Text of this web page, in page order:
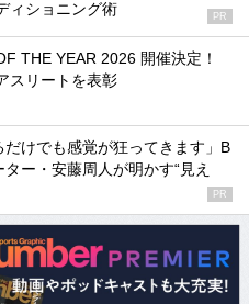
ィショニング術 PR
THE YEAR 2026 開催決定！
スリートを表彰
だけでも感覚が狂ってきます」B
ー・安藤周人が明かす“見え
PR